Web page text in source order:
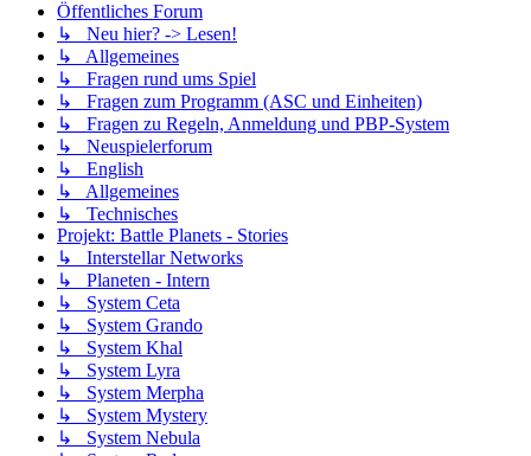
Öffentliches Forum
↳ Neu hier? -> Lesen!
↳ Allgemeines
↳ Fragen rund ums Spiel
↳ Fragen zum Programm (ASC und Einheiten)
↳ Fragen zu Regeln, Anmeldung und PBP-System
↳ Neuspielerforum
↳ English
↳ Allgemeines
↳ Technisches
Projekt: Battle Planets - Stories
↳ Interstellar Networks
↳ Planeten - Intern
↳ System Ceta
↳ System Grando
↳ System Khal
↳ System Lyra
↳ System Merpha
↳ System Mystery
↳ System Nebula